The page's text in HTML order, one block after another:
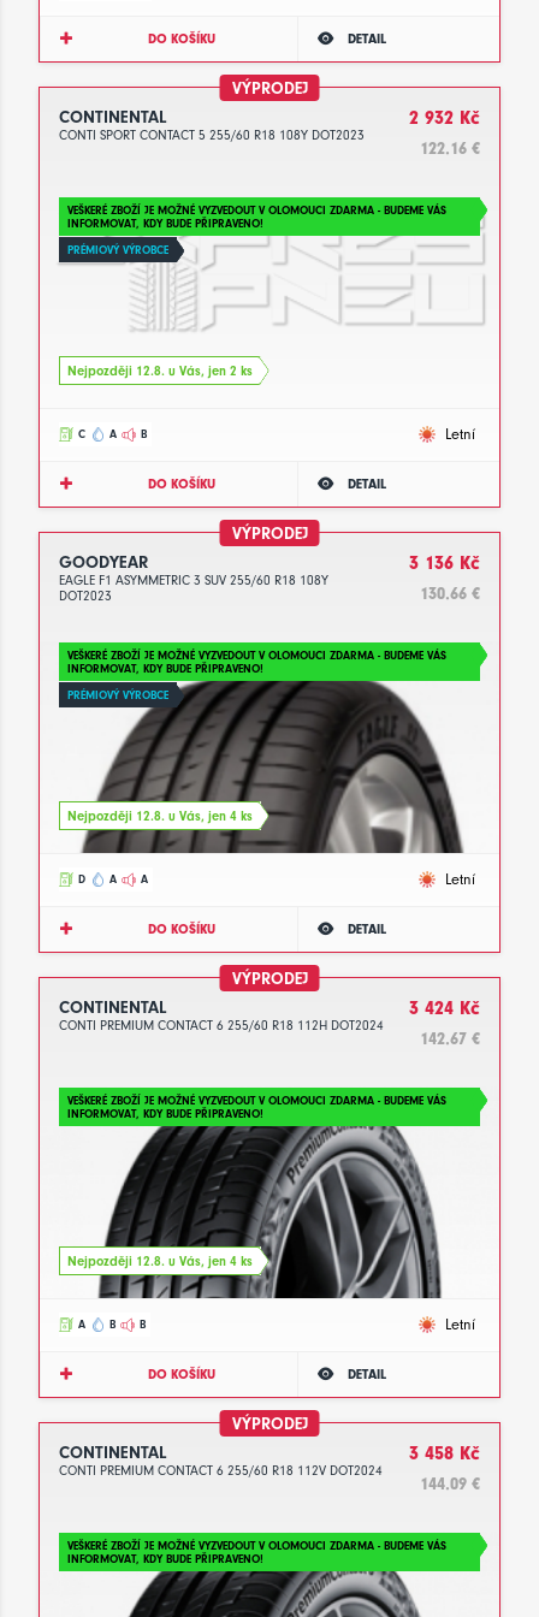
DO KOŠÍKU DETAIL
VÝPRODEJ
CONTINENTAL
CONTI SPORT CONTACT 5 255/60 R18 108Y DOT2023
2 932 Kč
122.16 €
VEŠKERÉ ZBOŽÍ JE MOŽNÉ VYZVEDOUT V OLOMOUCI ZDARMA - BUDEME VÁS
INFORMOVAT, KDY BUDE PŘIPRAVENO!
PRÉMIOVÝ VÝROBCE
Nejpozději 12.8. u Vás, jen 2 ks
C A B Letní
DO KOŠÍKU DETAIL
VÝPRODEJ
GOODYEAR
EAGLE F1 ASYMMETRIC 3 SUV 255/60 R18 108Y
DOT2023
3 136 Kč
130.66 €
VEŠKERÉ ZBOŽÍ JE MOŽNÉ VYZVEDOUT V OLOMOUCI ZDARMA - BUDEME VÁS
INFORMOVAT, KDY BUDE PŘIPRAVENO!
PRÉMIOVÝ VÝROBCE
Nejpozději 12.8. u Vás, jen 4 ks
D A A Letní
DO KOŠÍKU DETAIL
VÝPRODEJ
CONTINENTAL
CONTI PREMIUM CONTACT 6 255/60 R18 112H DOT2024
3 424 Kč
142.67 €
VEŠKERÉ ZBOŽÍ JE MOŽNÉ VYZVEDOUT V OLOMOUCI ZDARMA - BUDEME VÁS
INFORMOVAT, KDY BUDE PŘIPRAVENO!
Nejpozději 12.8. u Vás, jen 4 ks
A B B Letní
DO KOŠÍKU DETAIL
VÝPRODEJ
CONTINENTAL
CONTI PREMIUM CONTACT 6 255/60 R18 112V DOT2024
3 458 Kč
144.09 €
VEŠKERÉ ZBOŽÍ JE MOŽNÉ VYZVEDOUT V OLOMOUCI ZDARMA - BUDEME VÁS
INFORMOVAT, KDY BUDE PŘIPRAVENO!